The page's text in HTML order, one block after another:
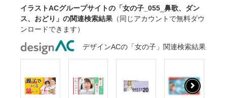
イラストACグループサイトの「女の子_055‗鼻歌、ダン
ス、おどり」の関連検索結果 （同じアカウントで無料ダウ
ンロードできます）
デザインACの「女の子」関連検索結果